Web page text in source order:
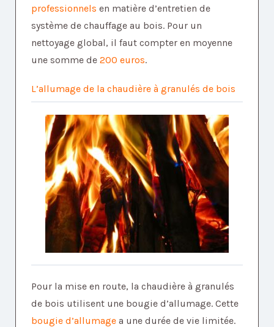
professionnels en matière d’entretien de
système de chauffage au bois. Pour un
nettoyage global, il faut compter en moyenne
une somme de 200 euros.
L’allumage de la chaudière à granulés de bois
Pour la mise en route, la chaudière à granulés
de bois utilisent une bougie d’allumage. Cette
bougie d’allumage a une durée de vie limitée.